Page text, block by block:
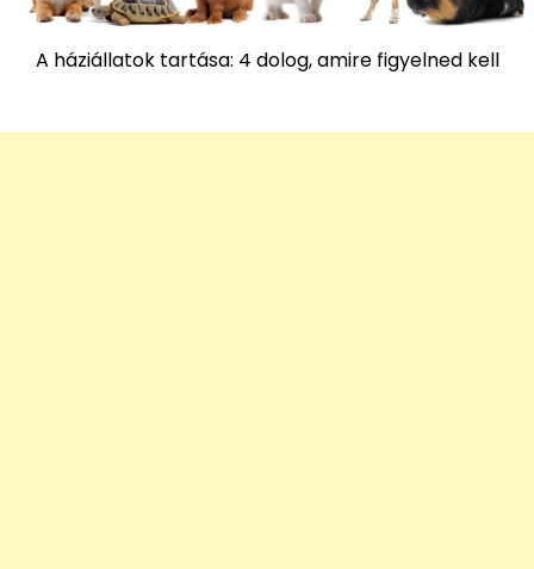
A háziállatok tartása: 4 dolog, amire figyelned kell